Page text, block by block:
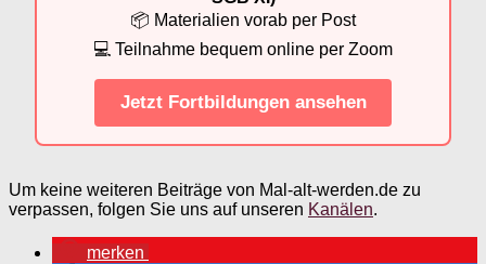
📦 Materialien vorab per Post
💻 Teilnahme bequem online per Zoom
Jetzt Fortbildungen ansehen
Um keine weiteren Beiträge von Mal-alt-werden.de zu
verpassen, folgen Sie uns auf unseren Kanälen.
merken